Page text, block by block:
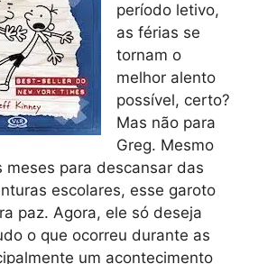
período letivo,
as férias se
tornam o
melhor alento
possível, certo?
Mas não para
Greg. Mesmo
meses para descansar das
escolares, esse garoto
paz. Agora, ele só deseja
o que ocorreu durante as
um acontecimento